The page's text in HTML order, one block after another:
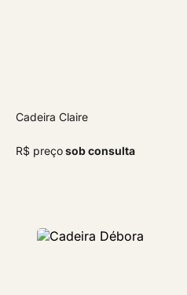
Cadeira Claire
R$ preçosob consulta